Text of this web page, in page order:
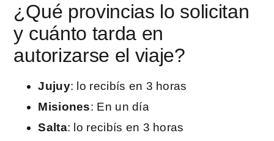
¿Qué provincias lo solicitan
y cuánto tarda en
autorizarse el viaje?
Jujuy: lo recibís en 3 horas
Misiones: En un día
Salta: lo recibís en 3 horas